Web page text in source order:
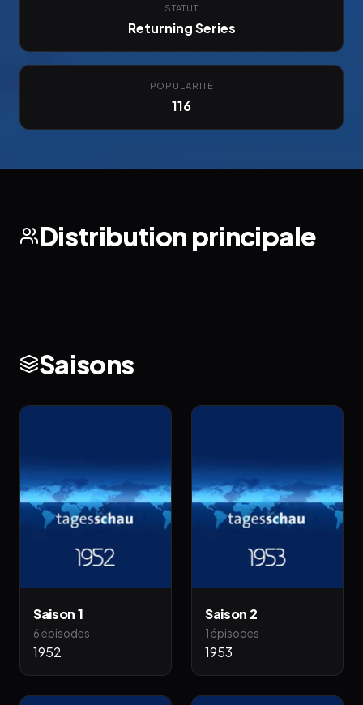
STATUT
Returning Series
POPULARITÉ
116
Distribution principale
Saisons
Saison 1
6 épisodes
1952
Saison 2
1 épisodes
1953